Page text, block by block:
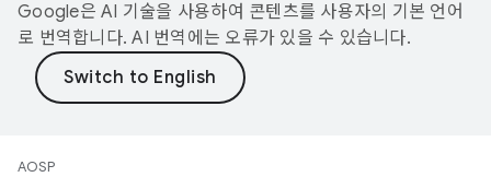
Google은 AI 기술을 사용하여 콘텐츠를 사용자의 기본 언어
로 번역합니다. AI 번역에는 오류가 있을 수 있습니다.
AOSP